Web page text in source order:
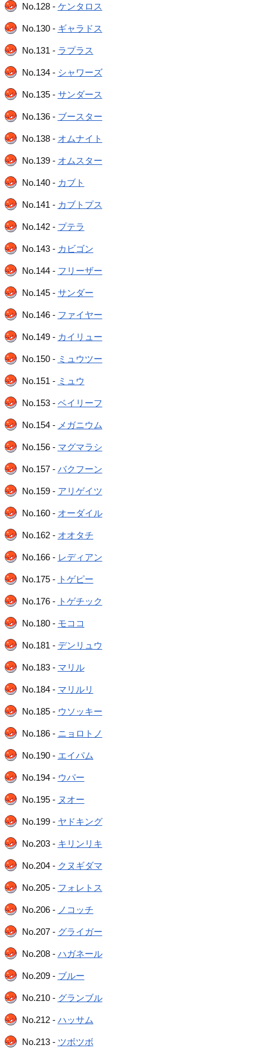
No.128 - ケンタロス
No.130 - ギャラドス
No.131 - ラプラス
No.134 - シャワーズ
No.135 - サンダース
No.136 - ブースター
No.138 - オムナイト
No.139 - オムスター
No.140 - カブト
No.141 - カブトプス
No.142 - プテラ
No.143 - カビゴン
No.144 - フリーザー
No.145 - サンダー
No.146 - ファイヤー
No.149 - カイリュー
No.150 - ミュウツー
No.151 - ミュウ
No.153 - ベイリーフ
No.154 - メガニウム
No.156 - マグマラシ
No.157 - バクフーン
No.159 - アリゲイツ
No.160 - オーダイル
No.162 - オオタチ
No.166 - レディアン
No.175 - トゲピー
No.176 - トゲチック
No.180 - モココ
No.181 - デンリュウ
No.183 - マリル
No.184 - マリルリ
No.185 - ウソッキー
No.186 - ニョロトノ
No.190 - エイパム
No.194 - ウパー
No.195 - ヌオー
No.199 - ヤドキング
No.203 - キリンリキ
No.204 - クヌギダマ
No.205 - フォレトス
No.206 - ノコッチ
No.207 - グライガー
No.208 - ハガネール
No.209 - ブルー
No.210 - グランブル
No.212 - ハッサム
No.213 - ツボツボ